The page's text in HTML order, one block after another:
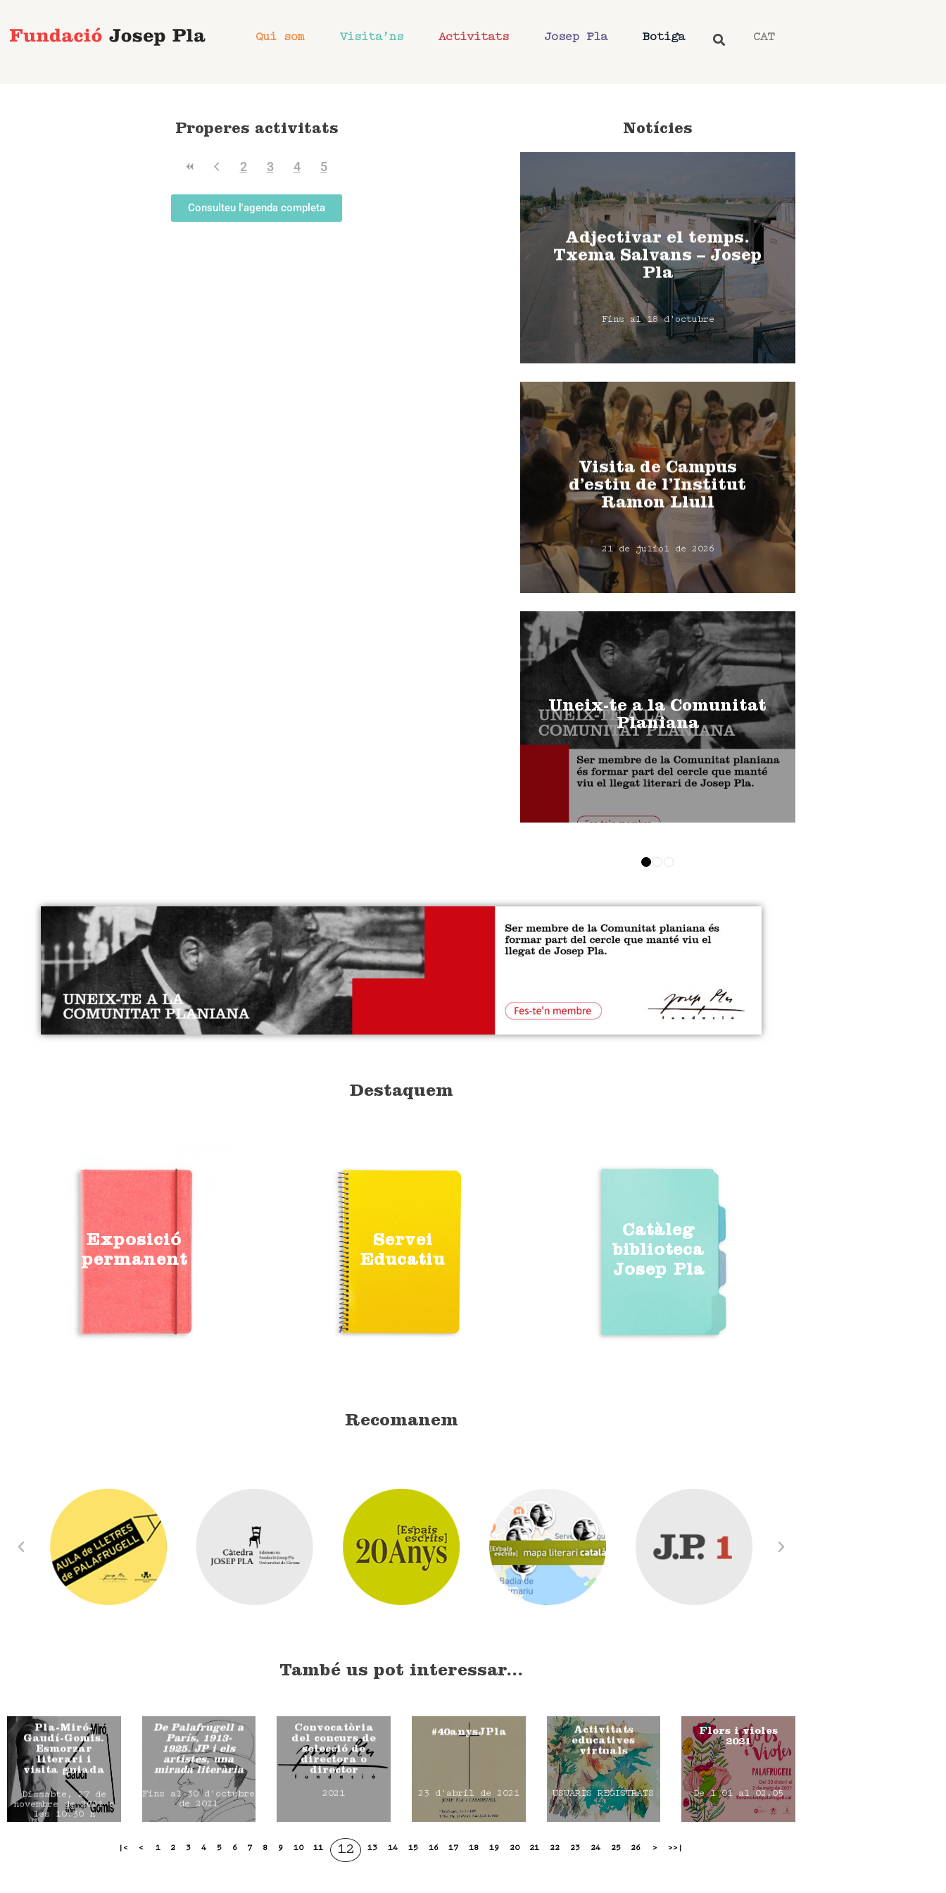
Qui som Visita’ns Activitats Josep Pla Botiga CAT
Properes activitats
2 3 4 5
Consulteu l'agenda completa
Notícies
Adjectivar el temps.
Txema Salvans – Josep
Pla
Fins al 18 d'octubre
Visita de Campus
d’estiu de l’Institut
Ramon Llull
21 de juliol de 2026
Uneix-te a la Comunitat
Planiana
Destaquem
Exposició
permanent
Servei
Educatiu
Catàleg
biblioteca
Josep Pla
Recomanem
També us pot interessar...
Pla-Miró-
Gaudí-Gomis.
Esmorzar
literari i
visita guiada
Dissabte, 27 de
novembre de 2021 a
les 10.30 h
De Palafrugell a
París, 1913-
1925. JP i els
artistes, una
mirada literària
Fins al 30 d'octubre
de 2021
Convocatòria
del concurs de
selecció de
directora o
director
2021
#40anysJPla
23 d'abril de 2021
Activitats
educatives
virtuals
USUARIS REGISTRATS
Flors i violes
2021
De l'01 al 02.05
|< < 1 2 3 4 5 6 7 8 9 10 11 12 13 14 15 16 17 18 19 20 21 22 23 24 25 26 > >>|